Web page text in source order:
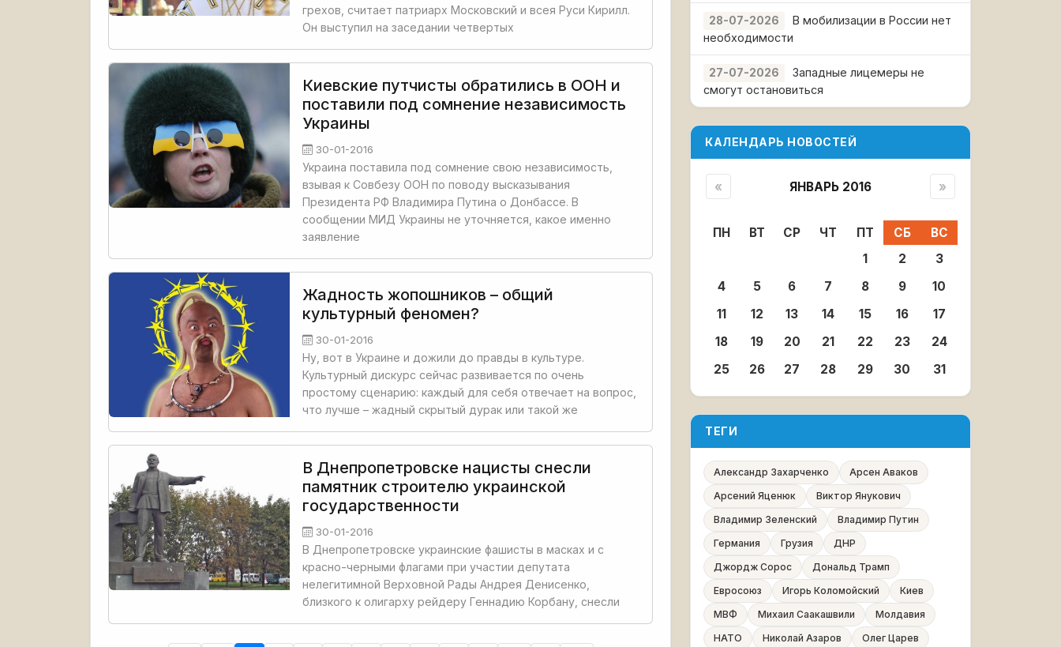
грехов, считает патриарх Московский и всея Руси Кирилл.
Он выступил на заседании четвертых
Киевские путчисты обратились в ООН и
поставили под сомнение независимость
Украины
30-01-2016
Украина поставила под сомнение свою независимость,
взывая к Совбезу ООН по поводу высказывания
Президента РФ Владимира Путина о Донбассе. В
сообщении МИД Украины не уточняется, какое именно
заявление
Жадность жопошников – общий
культурный феномен?
30-01-2016
Ну, вот в Украине и дожили до правды в культуре.
Культурный дискурс сейчас развивается по очень
простому сценарию: каждый для себя отвечает на вопрос,
что лучше – жадный скрытый дурак или такой же
В Днепропетровске нацисты снесли
памятник строителю украинской
государственности
30-01-2016
В Днепропетровске украинские фашисты в масках и с
красно-черными флагами при участии депутата
нелегитимной Верховной Рады Андрея Денисенко,
близкого к олигарху рейдеру Геннадию Корбану, снесли
28-07-2026
В мобилизации в России нет
необходимости
27-07-2026
Западные лицемеры не
смогут остановиться
КАЛЕНДАРЬ НОВОСТЕЙ
« ЯНВАРЬ 2016 »
ПН ВТ СР ЧТ ПТ СБ
ВС
1
2
3
4
5 6 7 8 9
10
11
12 13 14 15 16
17
18
19 20 21 22 23
24
25
26 27 28 29 30 31
ТЕГИ
Александр Захарченко
Арсен Аваков
Арсений Яценюк
Виктор Янукович
Владимир Зеленский
Владимир Путин
Германия
Грузия
ДНР
Джордж Сорос
Дональд Трамп
Евросоюз
Игорь Коломойский
Киев
МВФ
Михаил Саакашвили
Молдавия
НАТО
Николай Азаров
Олег Царев